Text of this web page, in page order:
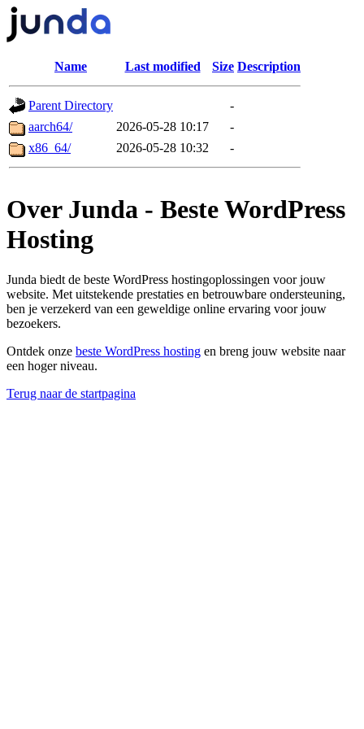
Name Last modified Size Description
Parent Directory
-
aarch64/
2026-05-28 10:17
-
x86_64/
2026-05-28 10:32 -
Over Junda - Beste WordPress
Hosting
Junda biedt de beste WordPress hostingoplossingen voor jouw
website. Met uitstekende prestaties en betrouwbare ondersteuning,
ben je verzekerd van een geweldige online ervaring voor jouw
bezoekers.
Ontdek onze beste WordPress hosting en breng jouw website naar
een hoger niveau.
Terug naar de startpagina